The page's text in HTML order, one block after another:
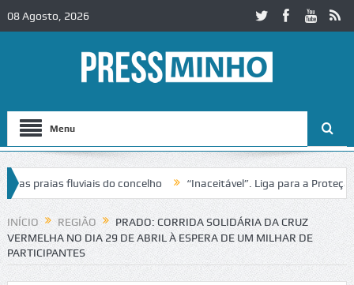
08 Agosto, 2026
Menu
praias fluviais do concelho “Inaceitável”. Liga para a Proteção da
de trânsito no IC2 em Alcobaça Igreja do Castelo de Cerveira
INÍCIO REGIÃO
PRADO: CORRIDA SOLIDÁRIA DA CRUZ
VERMELHA NO DIA 29 DE ABRIL À ESPERA DE UM MILHAR DE
PARTICIPANTES